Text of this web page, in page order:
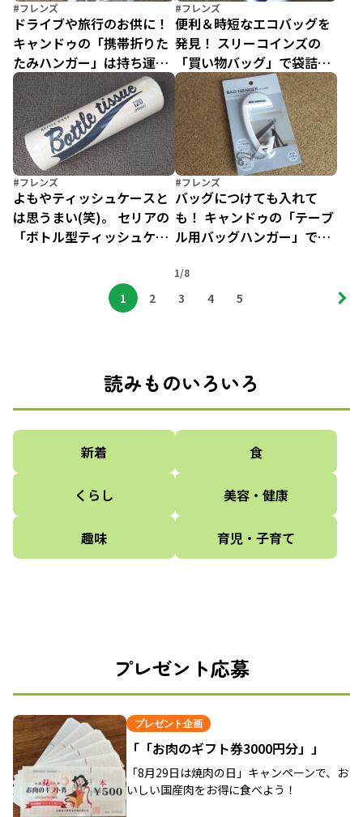
#フレンズ
ドライブや旅行のお供に！
キャンドゥの「携帯折りた
たみハンガー」は持ち運び
簡単で便利なアイテム♪
#フレンズ
便利＆時短なエコバッグを
発見！ スリーコインズの
「買い物バッグ」で袋詰め
作業が不要に
#フレンズ
よもやティッシュケースと
は思うまい(笑)。 セリアの
「ボトル型ティッシュケー
#フレンズ
バッグにつけても入れて
も！ キャンドゥの「テーブ
ル用バッグハンガー」で外
1/8
1 2 3 4 5
読みものいろいろ
新着 食
くらし 美容・健康
趣味 育児・子育て
プレゼント応募
プレゼント企画
「「お肉のギフト券3000円分」」
「8月29日は焼肉の日」キャンペーンで、お
いしい国産肉をお得に食べよう！